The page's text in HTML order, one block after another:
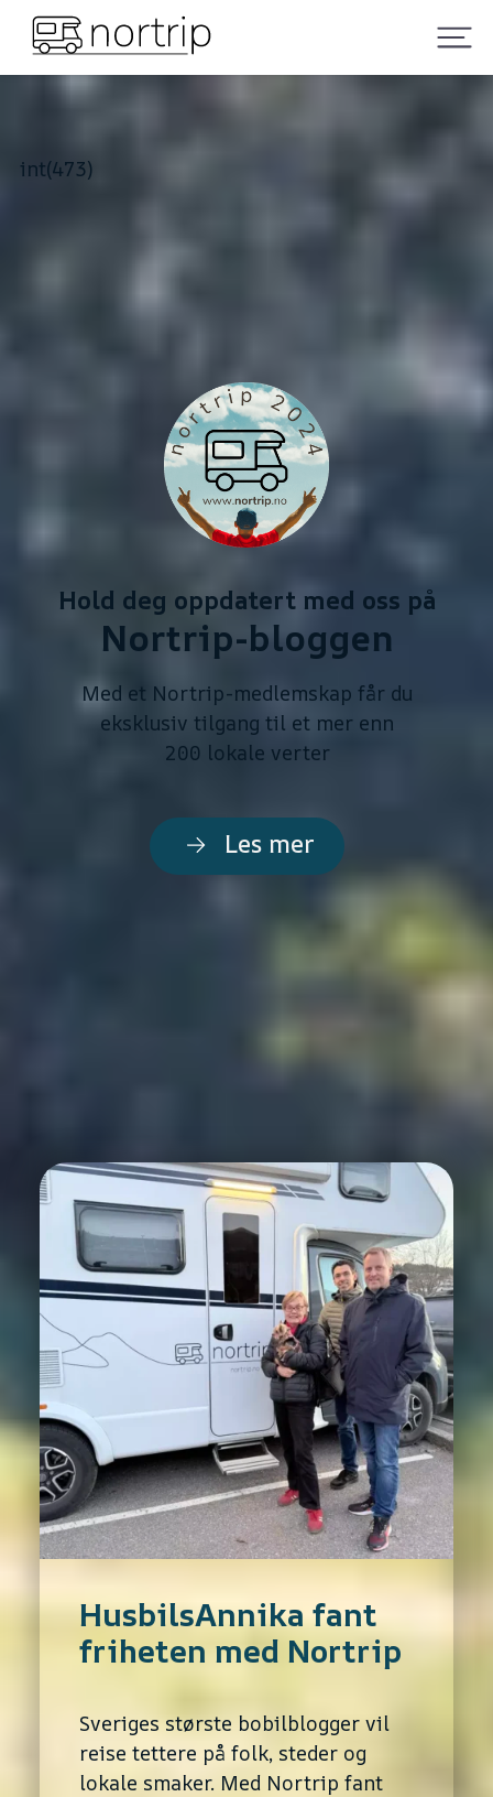
int(473)
Hold deg oppdatert med oss på
Nortrip-bloggen
Med et Nortrip-medlemskap får du
eksklusiv tilgang til et mer enn
200 lokale verter
Les mer
HusbilsAnnika fant
friheten med Nortrip
Sveriges største bobilblogger vil
reise tettere på folk, steder og
lokale smaker. Med Nortrip fant